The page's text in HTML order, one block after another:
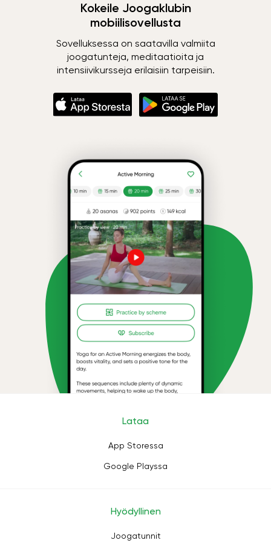
Kokeile Joogaklubin
mobiilisovellusta
Sovelluksessa on saatavilla valmiita
joogatunteja, meditaatioita ja
intensiivikursseja erilaisiin tarpeisiin.
Lataa
App Storessa
Google Playssa
Hyödyllinen
Joogatunnit